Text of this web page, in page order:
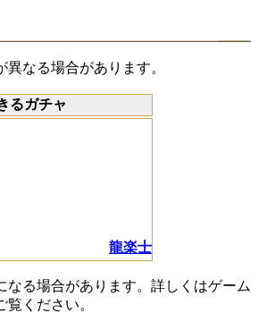
なる場合があります。
るガチャ
龍楽士
る場合があります。詳しくはゲーム
ください。